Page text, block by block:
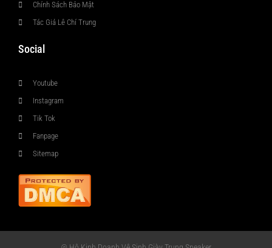
Chính Sách Bảo Mật
Tác Giả Lê Chí Trung
Social
Youtube
Instagram
Tik Tok
Fanpage
Sitemap